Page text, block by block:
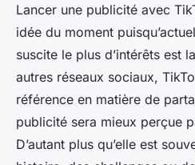
Lancer une publicité avec
idée du moment
suscite le plus d’intérêts est
autres réseaux sociaux,
référence en matière de
publicité sera mieux perçue
D’autant plus qu’elle est